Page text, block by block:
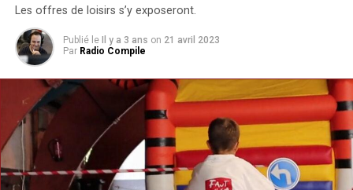
Les offres de loisirs s’y exposeront.
Publié le Il y a 3 ans on 21 avril 2023
Par Radio Compile